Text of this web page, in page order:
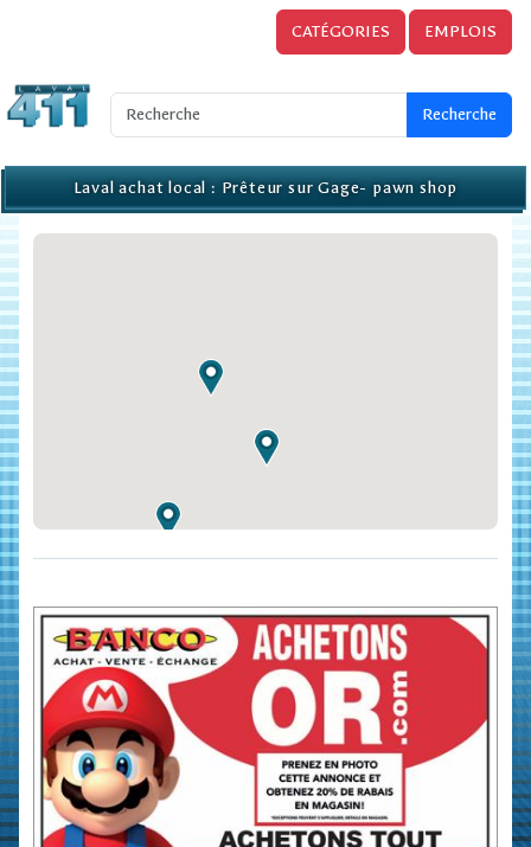
CATÉGORIES EMPLOIS
Laval achat local : Prêteur sur Gage- pawn shop